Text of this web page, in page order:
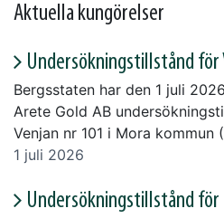
Aktuella kungörelser
Undersökningstillstånd för
Bergsstaten har den 1 juli
Arete Gold AB
Venjan nr 101 i Mora
1 juli 2026
Undersökningstillstånd